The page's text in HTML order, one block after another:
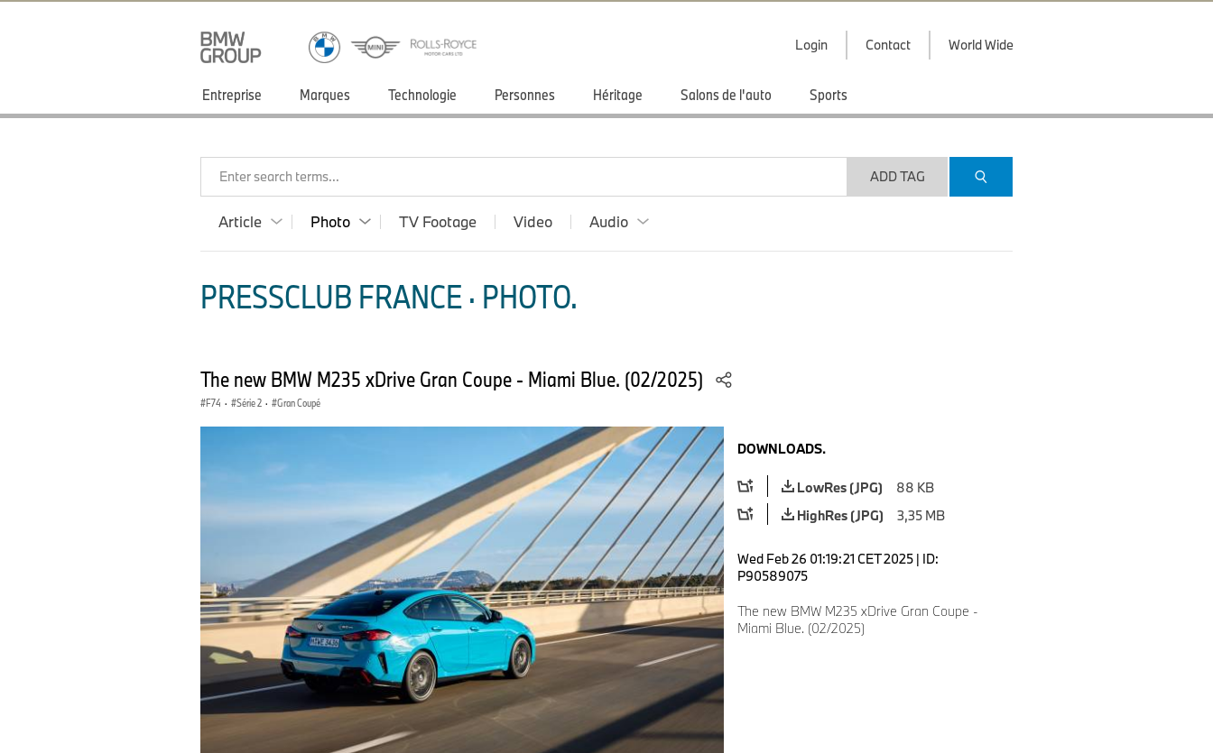
Login Contact World Wide
Entreprise Marques Technologie Personnes Héritage Salons de l'auto Sports
Enter search terms... ADD TAG
Article Photo TV Footage Video Audio
PRESSCLUB FRANCE · PHOTO.
The new BMW M235 xDrive Gran Coupe - Miami Blue. (02/2025)
F74 · Série 2 · Gran Coupé
DOWNLOADS.
LowRes (JPG)
88 KB
HighRes (JPG)
3,35 MB
Wed Feb 26 01:19:21 CET 2025 | ID:
P90589075
The new BMW M235 xDrive Gran Coupe -
Miami Blue. (02/2025)